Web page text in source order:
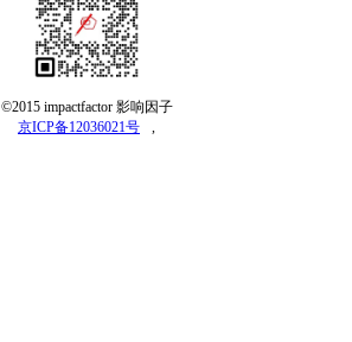
©2015 impactfactor 影响因子
京ICP备12036021号
,